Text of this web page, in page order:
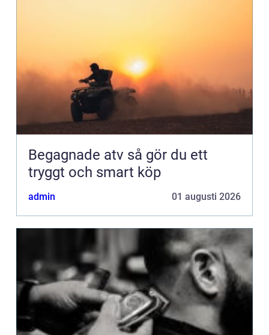
Begagnade atv så gör du ett
tryggt och smart köp
admin 01 augusti 2026